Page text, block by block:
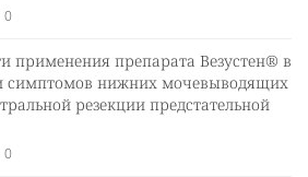
0
применения препарата Везустен® в
симптомов нижних мочевыводящих
резекции предстательной
0